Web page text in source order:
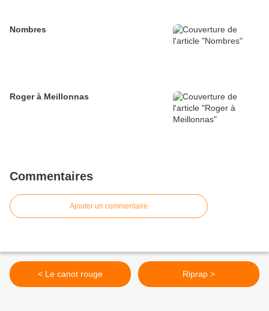
Nombres
Roger à Meillonnas
Commentaires
Ajouter un commentaire
< Le canot rouge Riprap >